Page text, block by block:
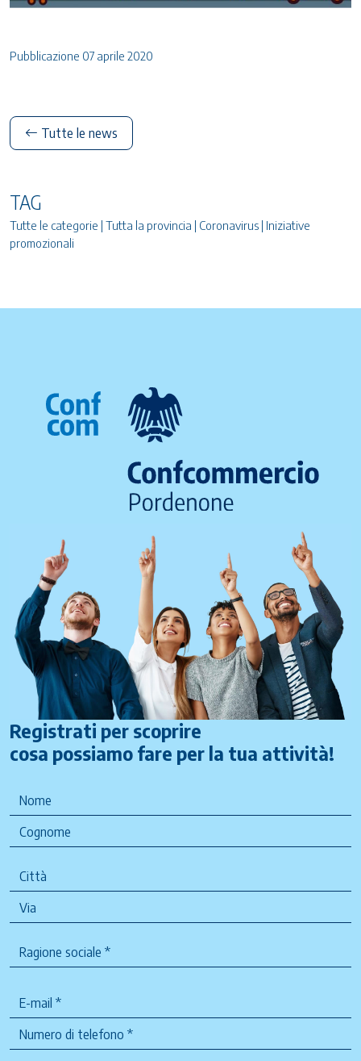
Pubblicazione 07 aprile 2020
Tutte le news
TAG
Tutte le categorie | Tutta la provincia | Coronavirus | Iniziative
promozionali
Registrati per scoprire
cosa possiamo fare per la tua attività!